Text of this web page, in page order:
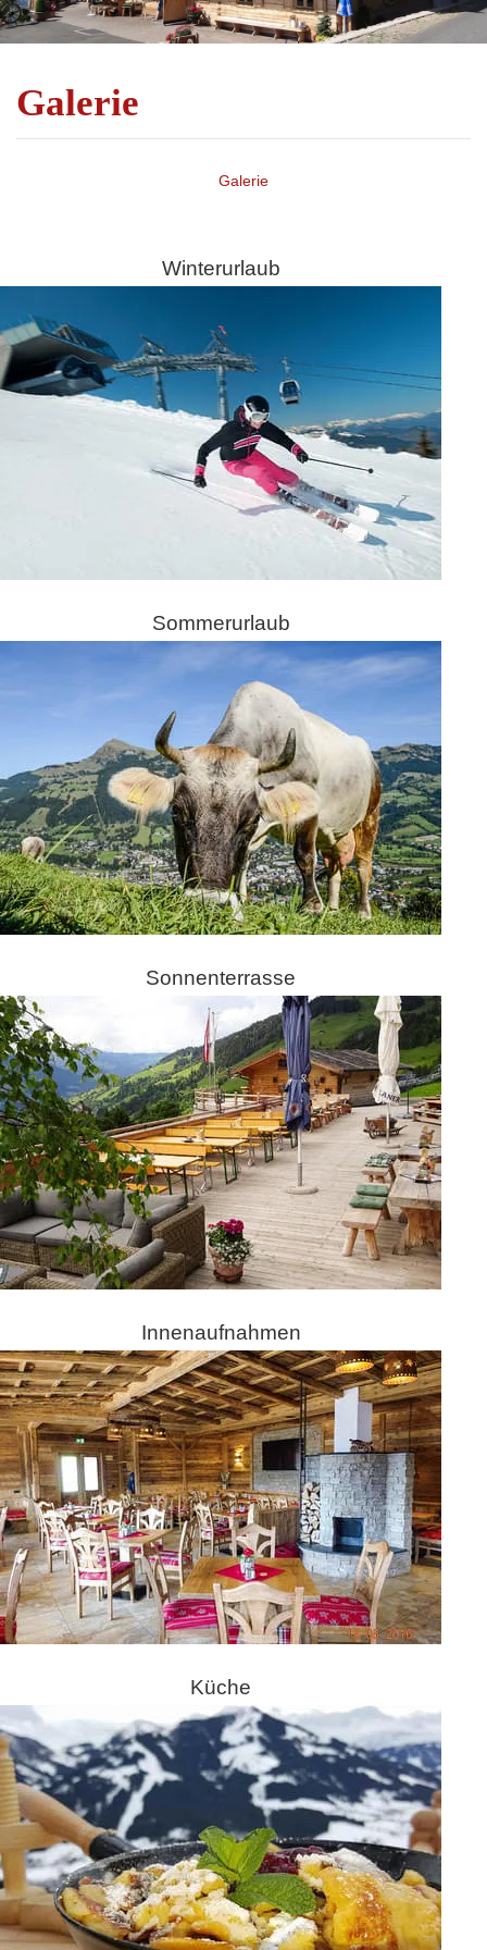
Galerie
Galerie
Winterurlaub
Sommerurlaub
Sonnenterrasse
Innenaufnahmen
Küche